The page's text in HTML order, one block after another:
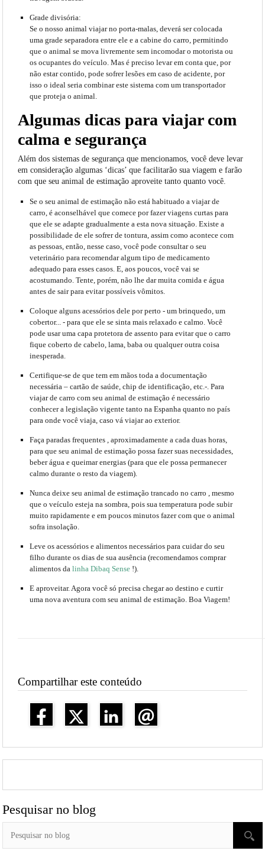
Grade divisória:
Se o nosso animal viajar no porta-malas, deverá ser colocada
uma grade separadora entre ele e a cabine do carro, permitindo
que o animal se mova livremente sem incomodar o motorista ou
os ocupantes do veículo. Mas é preciso levar em conta que, por
não estar contido, pode sofrer lesões em caso de acidente, por
isso o ideal seria combinar este sistema com um transportador
que proteja o animal.
Algumas dicas para viajar com
calma e segurança
Além dos sistemas de segurança que mencionamos, você deve levar
em consideração algumas ‘dicas’ que facilitarão sua viagem e farão
com que seu animal de estimação aproveite tanto quanto você.
Se o seu animal de estimação não está habituado a viajar de
carro, é aconselhável que comece por fazer viagens curtas para
que ele se adapte gradualmente a esta nova situação. Existe a
possibilidade de ele sofrer de tontura, assim como acontece com
as pessoas, então, nesse caso, você pode consultar o seu
veterinário para recomendar algum tipo de medicamento
adequado para esses casos. E, aos poucos, você vai se
acostumando. Tente, porém, não lhe dar muita comida e água
antes de sair para evitar possíveis vômitos.
Coloque algunsacessórios dele por perto - um brinquedo, um
cobertor... - para que ele se sinta mais relaxado e calmo. Você
pode usar uma capa protetora de assento para evitar que o carro
fique coberto de cabelo, lama, baba ou qualquer outra coisa
inesperada.
Certifique-se de que temem mãos toda adocumentação
necessária – cartão de saúde, chip de identificação, etc.-. Para
viajar de carro com seu animal de estimação é necessário
conhecer a legislação vigente tanto na Espanha quanto no país
para onde você viaja, caso vá viajar ao exterior.
Faça paradas frequentes , aproximadamente a cada duas horas,
para que seu animal de estimação possa fazer suas necessidades,
beber água e queimar energias (para que ele possa permanecer
calmo durante o resto da viagem).
Nunca deixe seu animal de estimação trancado no carro , mesmo
que o veículo esteja na sombra, pois sua temperatura pode subir
muito rapidamente e em poucos minutos fazer com que o animal
sofra insolação.
Leve os acessórios e alimentos necessários para cuidar do seu
filho durante os dias de sua ausência (recomendamos comprar
alimentos dalinha Dibaq Sense !).
E aproveitar.Agora você só precisa chegar ao destino e curtir
uma nova aventura com seu animal de estimação. Boa Viagem!
Compartilhar este conteúdo
Pesquisar no blog